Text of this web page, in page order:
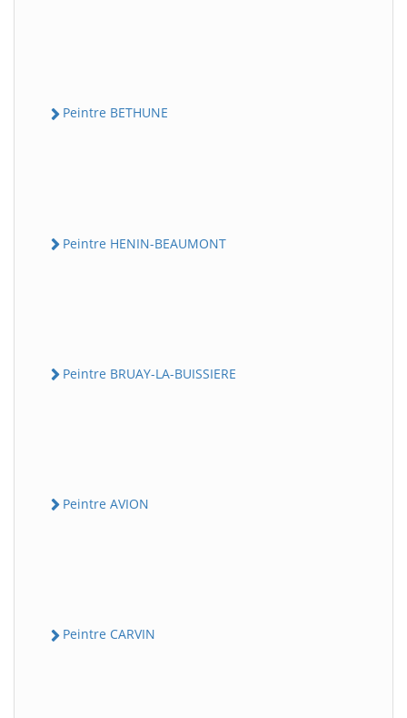
Peintre BETHUNE
Peintre HENIN-BEAUMONT
Peintre BRUAY-LA-BUISSIERE
Peintre AVION
Peintre CARVIN